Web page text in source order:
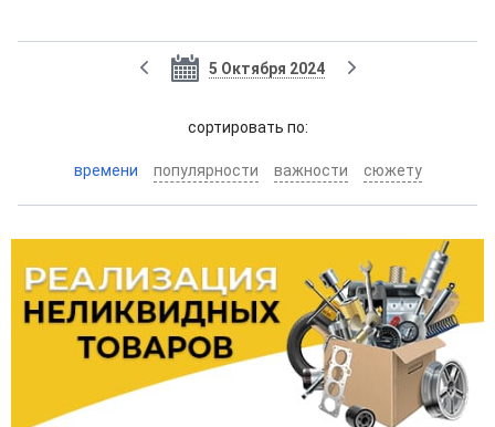
5 Октября 2024
cортировать по:
времени популярности важности сюжету